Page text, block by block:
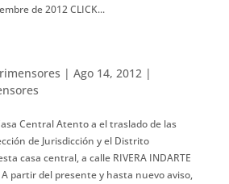
de 2012 CLICK...
| Ago 14, 2012|
Central Atento a el traslado de las
de Jurisdicción y el Distrito
casa central, a calle RIVERA INDARTE
A partir del presente y hasta nuevo aviso,